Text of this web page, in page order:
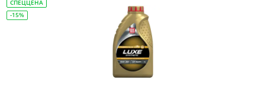
СПЕЦЦЕНА
-15%